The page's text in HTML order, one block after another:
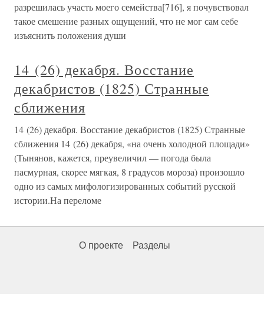
разрешилась участь моего семейства[716], я почувствовал
такое смешение разных ощущений, что не мог сам себе
изъяснить положения души
14 (26) декабря. Восстание
декабристов (1825) Странные
сближения
14 (26) декабря. Восстание декабристов (1825) Странные
сближения 14 (26) декабря, «на очень холодной площади»
(Тынянов, кажется, преувеличил — погода была
пасмурная, скорее мягкая, 8 градусов мороза) произошло
одно из самых мифологизированных событий русской
истории.На переломе
О проекте Разделы